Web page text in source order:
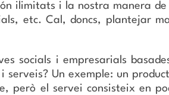
ilimitats i la nostra manera
etc. Cal, doncs, plantejar
socials i empresarials
Un exemple: un
però el servei consisteix en